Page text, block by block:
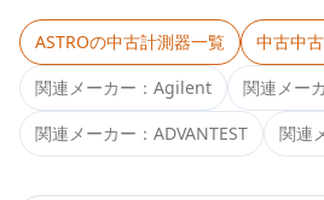
ASTROの中古計測器一覧 中古中
関連メーカー： Agilent 関連メー
関連メーカー： ADVANTEST 関連